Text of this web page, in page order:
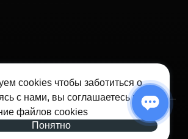
cookies чтобы заботиться о
с нами, вы соглашаетесь на
файлов cookies
Понятно
права защищены.